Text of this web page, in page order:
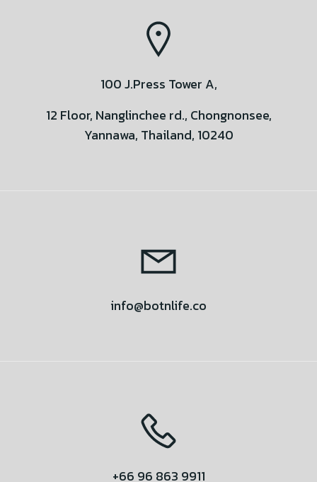
100 J.Press Tower A,
12 Floor, Nanglinchee rd., Chongnonsee,
Yannawa, Thailand, 10240
info@botnlife.co
+66 96 863 9911